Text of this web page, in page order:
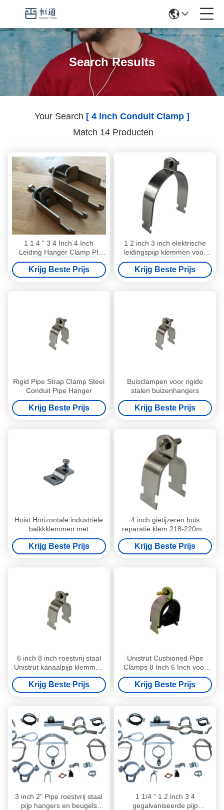
Search Results
Your Search [ 4 Inch Conduit Clamp ]
Match 14 Producten
1 1 4 " 3 4 Inch 4 Inch
Leiding Hanger Clamp PI
Type One Piece Kabel
Krijg Beste Prijs
1 2 inch 3 inch elektrische
leidingspijp klemmen voor
sanitaire installaties
Krijg Beste Prijs
Rigid Pipe Strap Clamp Steel
Conduit Pipe Hanger
Krijg Beste Prijs
Buisclampen voor rigide
stalen buizenhangers
Krijg Beste Prijs
Hoist Horizontale industriële
balkkklemmen met
geleidingshanger
Krijg Beste Prijs
4 inch gietijzeren buis
reparatie klem 218-220mm
Grootte 8 "
Krijg Beste Prijs
6 inch 8 inch roestvrij staal
Unistrut kanaalpijp klemmen
houder warmte-isolatie
Krijg Beste Prijs
Unistrut Cushioned Pipe
Clamps 8 Inch 6 Inch voor
O.D. Tubing
Krijg Beste Prijs
3 inch 2" Pipe roestvrij staal
pijp hangers en beugels
1 1/4 " 1 2 inch 3 4
gegalvaniseerde pijp